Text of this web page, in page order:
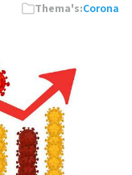
Thema's:Corona